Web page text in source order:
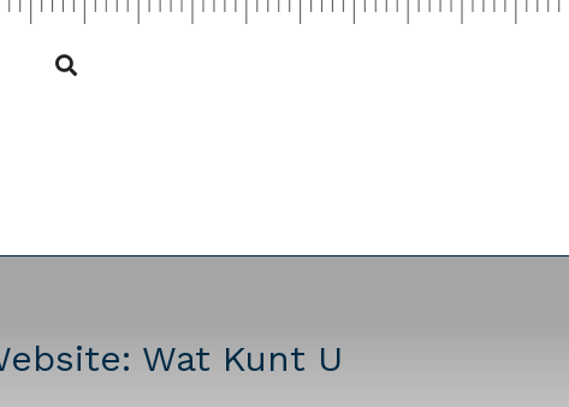
Wat Kunt U